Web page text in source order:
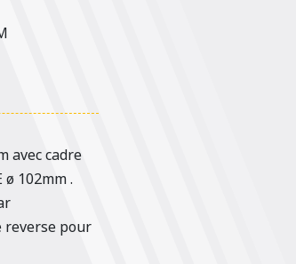
avec cadre
102mm .
reverse pour